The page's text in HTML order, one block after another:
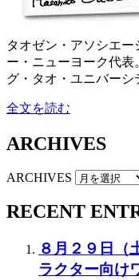
タオゼン・アソシエ
ー・ニューヨーク代
グ・タオ・ユニバーシ
全文を読む
ARCHIVES
ARCHIVES
RECENT
８月２９日（
ラクター向け